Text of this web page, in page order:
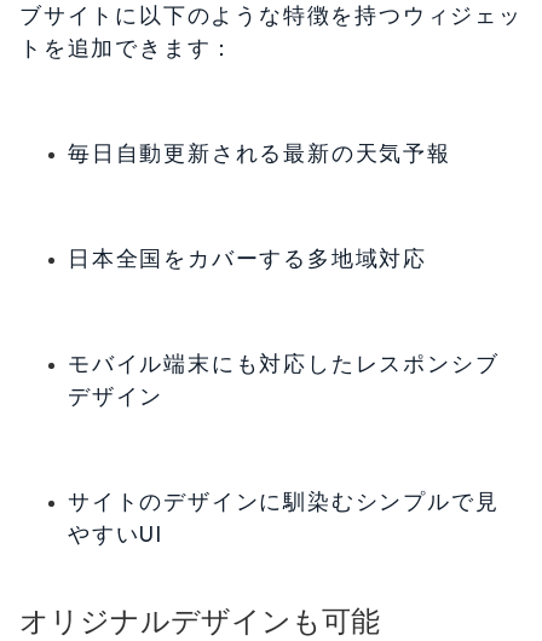
ブサイトに以下のような特徴を持つウィジェッ
トを追加できます：
毎日自動更新される最新の天気予報
日本全国をカバーする多地域対応
モバイル端末にも対応したレスポンシブ
デザイン
サイトのデザインに馴染むシンプルで見
やすいUI
オリジナルデザインも可能